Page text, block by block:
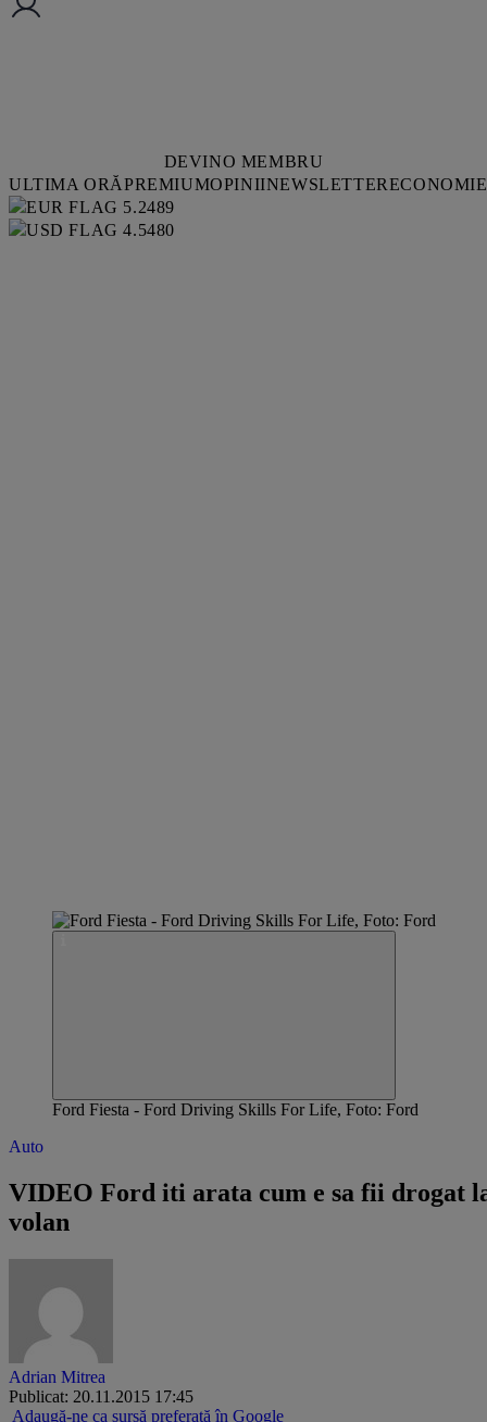
DEVINO MEMBRU
ULTIMA ORĂPREMIUMOPINIINEWSLETTERECONOMIE
5.2489
4.5480
Ford Fiesta - Ford Driving Skills For Life, Foto: Ford
Auto
​VIDEO Ford iti arata cum e sa fii drogat
volan
Adrian Mitrea
Publicat: 20.11.2015 17:45
Adaugă-ne ca sursă preferată în Google